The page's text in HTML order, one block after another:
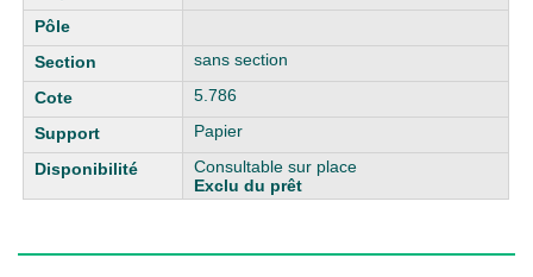
sans section
5.786
Papier
Consultable sur place
Exclu du prêt